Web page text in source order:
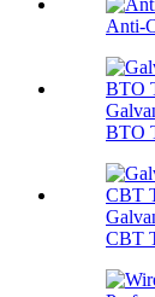
Anti-
BTO
CBT